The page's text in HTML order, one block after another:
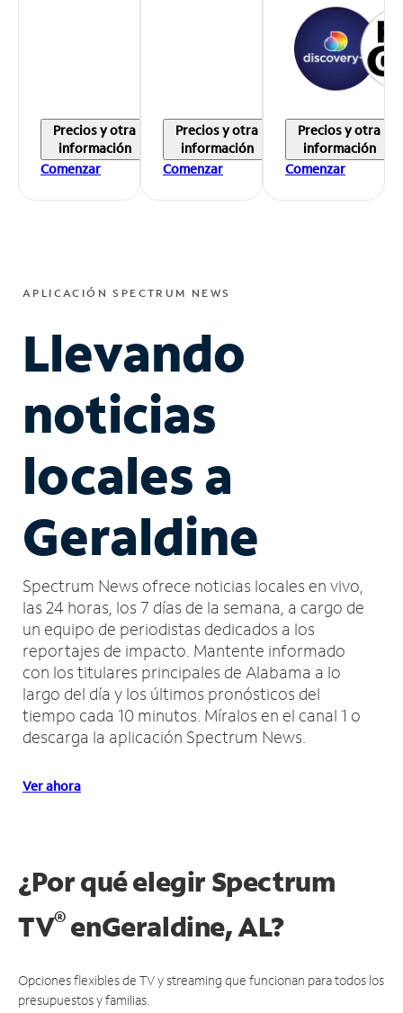
Precios y otra
información
Comenzar
Precios y otra
información
Comenzar
Precios y otra
información
Comenzar
APLICACIÓN SPECTRUM NEWS
Llevando
noticias
locales a
Geraldine
Spectrum News ofrece noticias locales en vivo,
las 24 horas, los 7 días de la semana, a cargo de
un equipo de periodistas dedicados a los
reportajes de impacto. Mantente informado
con los titulares principales de Alabama a lo
largo del día y los últimos pronósticos del
tiempo cada 10 minutos. Míralos en el canal 1 o
descarga la aplicación Spectrum News.
Ver ahora
¿Por qué elegir Spectrum
TV®enGeraldine, AL?
Opciones flexibles de TV y streaming que funcionan para todos los
presupuestos y familias.